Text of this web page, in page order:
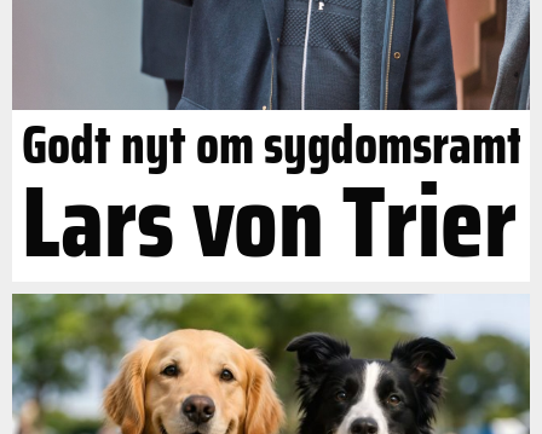
Godt nyt om sygdomsramt
Lars von Trier